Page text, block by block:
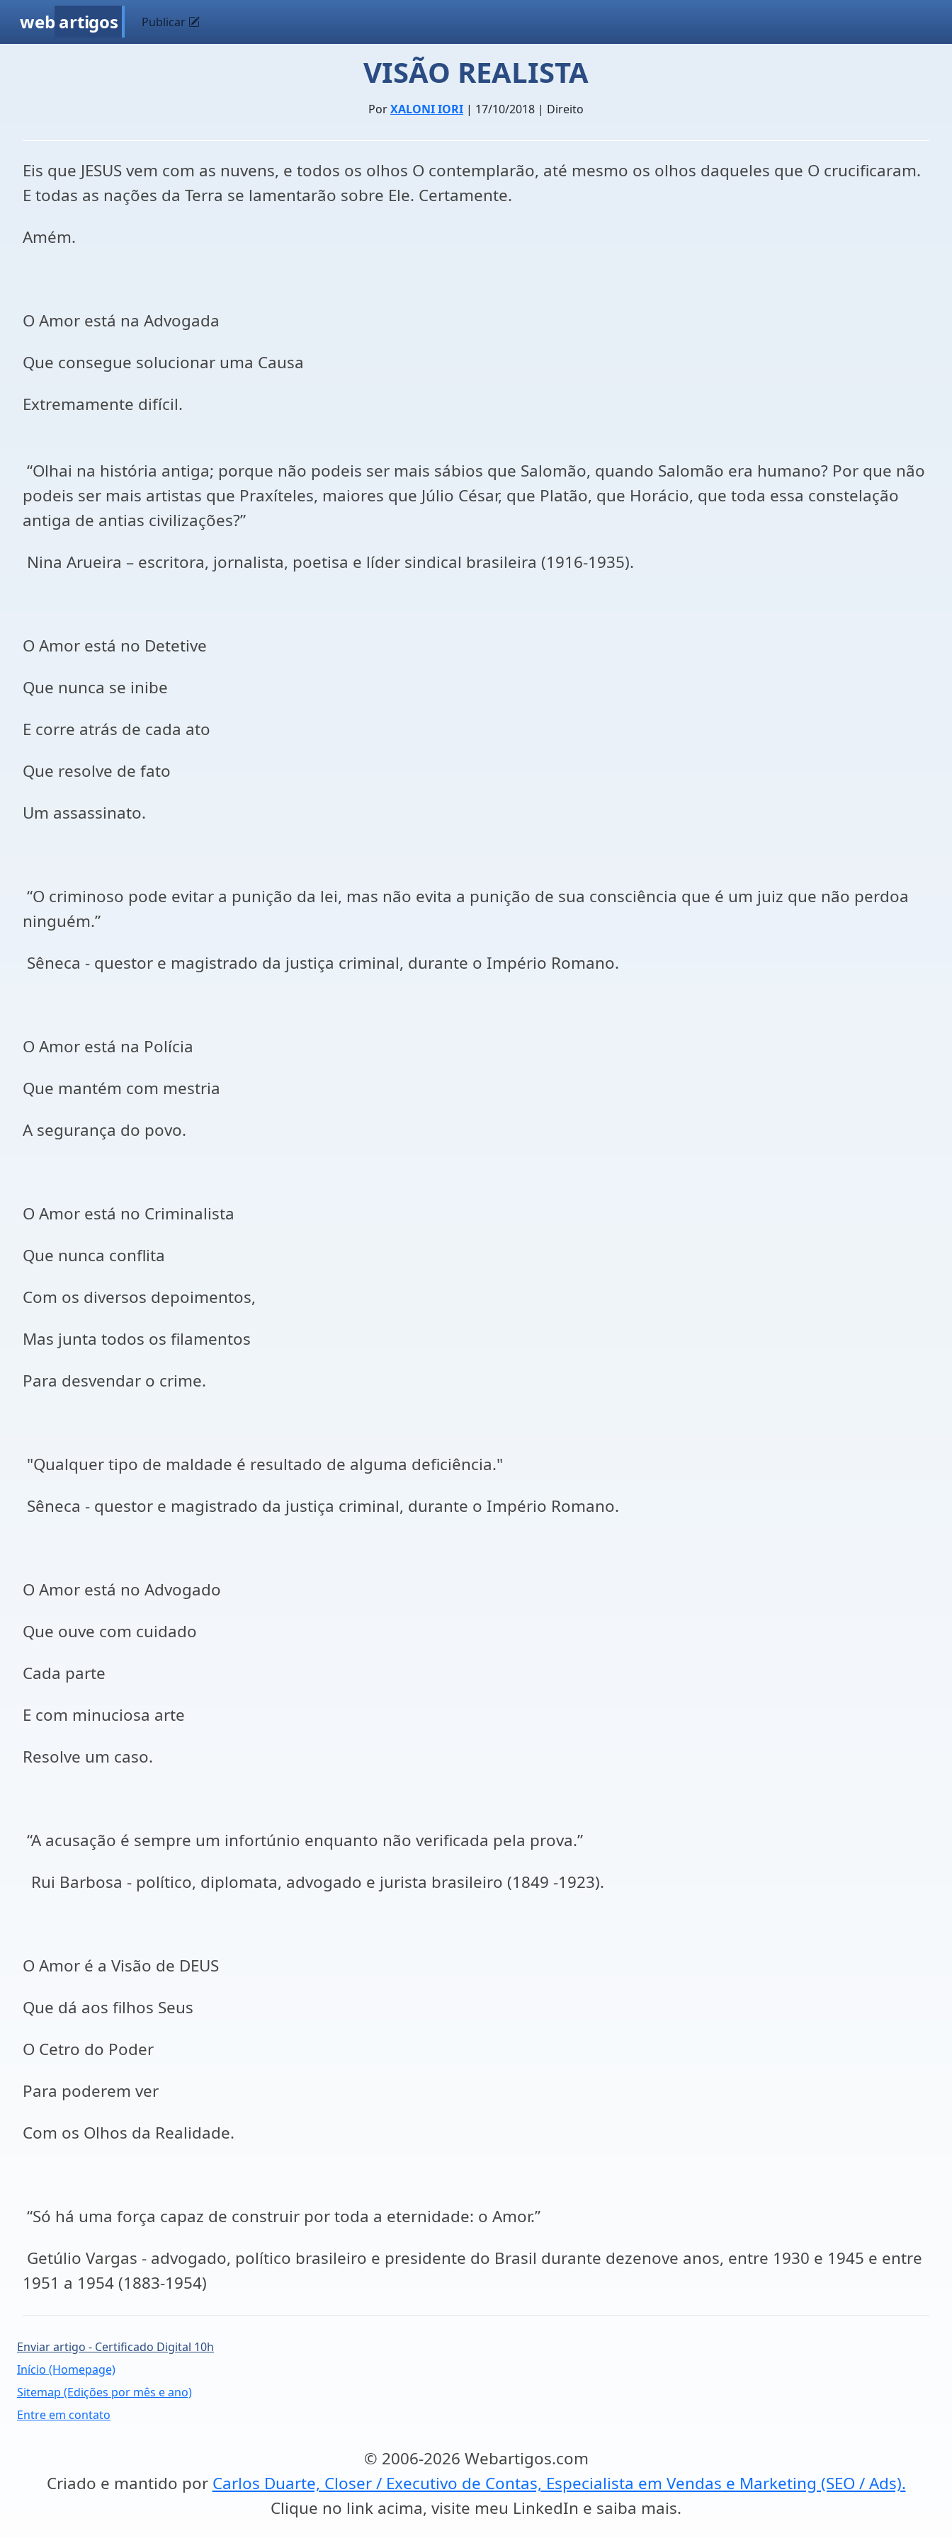
web artigos Publicar
VISÃO REALISTA
PorXALONI IORI | 17/10/2018 | Direito
Eis que JESUS vem com as nuvens, e todos os olhos O contemplarão, até mesmo os olhos daqueles que O crucificaram.
E todas as nações da Terra se lamentarão sobre Ele. Certamente.
Amém.
O Amor está na Advogada
Que consegue solucionar uma Causa
Extremamente difícil.
“Olhai na história antiga; porque não podeis ser mais sábios que Salomão, quando Salomão era humano? Por que não
podeis ser mais artistas que Praxíteles, maiores que Júlio César, que Platão, que Horácio, que toda essa constelação
antiga de antias civilizações?”
Nina Arueira – escritora, jornalista, poetisa e líder sindical brasileira (1916-1935).
O Amor está no Detetive
Que nunca se inibe
E corre atrás de cada ato
Que resolve de fato
Um assassinato.
“O criminoso pode evitar a punição da lei, mas não evita a punição de sua consciência que é um juiz que não perdoa
ninguém.”
Sêneca - questor e magistrado da justiça criminal, durante o Império Romano.
O Amor está na Polícia
Que mantém com mestria
A segurança do povo.
O Amor está no Criminalista
Que nunca conflita
Com os diversos depoimentos,
Mas junta todos os filamentos
Para desvendar o crime.
"Qualquer tipo de maldade é resultado de alguma deficiência."
Sêneca - questor e magistrado da justiça criminal, durante o Império Romano.
O Amor está no Advogado
Que ouve com cuidado
Cada parte
E com minuciosa arte
Resolve um caso.
“A acusação é sempre um infortúnio enquanto não verificada pela prova.”
Rui Barbosa - político, diplomata, advogado e jurista brasileiro (1849 -1923).
O Amor é a Visão de DEUS
Que dá aos filhos Seus
O Cetro do Poder
Para poderem ver
Com os Olhos da Realidade.
“Só há uma força capaz de construir por toda a eternidade: o Amor.”
Getúlio Vargas - advogado, político brasileiro e presidente do Brasil durante dezenove anos, entre 1930 e 1945 e entre
1951 a 1954 (1883-1954)
Enviar artigo - Certificado Digital 10h
Início (Homepage)
Sitemap (Edições por mês e ano)
Entre em contato
© 2006-2026 Webartigos.com
Criado e mantido por Carlos Duarte, Closer / Executivo de Contas, Especialista em Vendas e Marketing (SEO / Ads).
Clique no link acima, visite meu LinkedIn e saiba mais.